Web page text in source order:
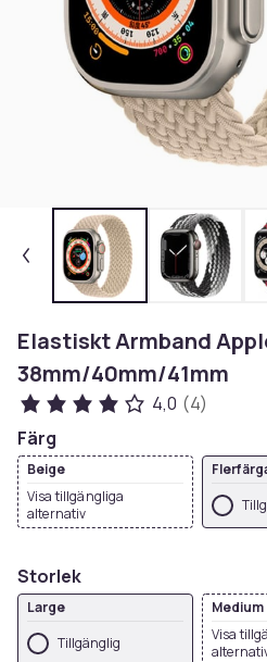
Elastiskt Armband
38mm/40mm/41mm
4,0 (4)
Färg
Beige
Visa tillgängliga
alternativ
Storlek
Large
Tillgänglig
Medium
Visa